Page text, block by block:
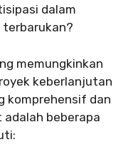
dalam
memungkinkan
keberlanjutan
komprehensif dan
beberapa